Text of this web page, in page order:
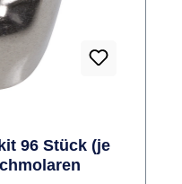
96 Stück (je